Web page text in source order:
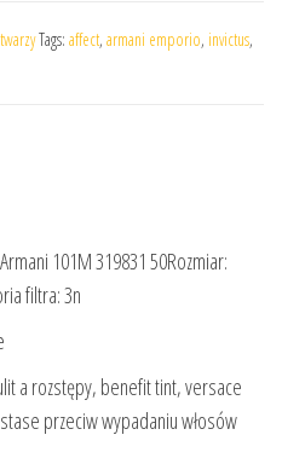
Tags: affect, armani emporio, invictus,
101M 319831 50Rozmiar:
filtra: 3n
a rozstępy, benefit tint, versace
przeciw wypadaniu włosów